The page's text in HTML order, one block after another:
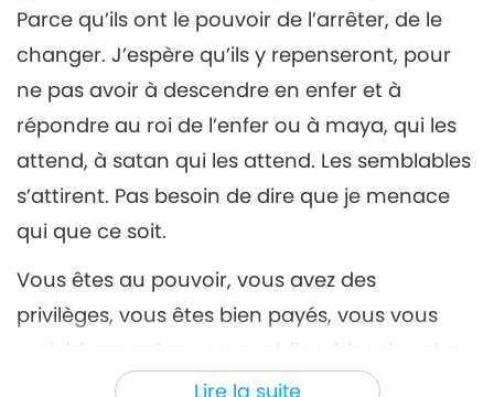
Lire la suite
Parce qu’ils ont le pouvoir de l’arrêter, de le
changer. J’espère qu’ils y repenseront, pour
ne pas avoir à descendre en enfer et à
répondre au roi de l’enfer ou à maya, qui les
attend, à satan qui les attend. Les semblables
s’attirent. Pas besoin de dire que je menace
qui que ce soit.
Vous êtes au pouvoir, vous avez des
privilèges, vous êtes bien payés, vous vous
enrichissez grâce aux contribuables de votre
pays, vous devez faire ce que vous devez faire